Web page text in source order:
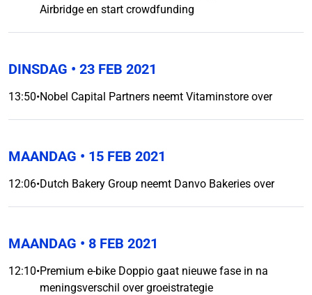
Airbridge en start crowdfunding
DINSDAG • 23 FEB 2021
13:50•Nobel Capital Partners neemt Vitaminstore over
MAANDAG • 15 FEB 2021
12:06•Dutch Bakery Group neemt Danvo Bakeries over
MAANDAG • 8 FEB 2021
12:10•Premium e-bike Doppio gaat nieuwe fase in na
meningsverschil over groeistrategie